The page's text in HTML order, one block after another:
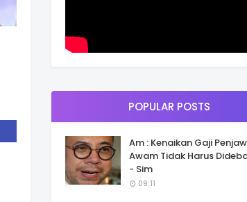
POPULAR POSTS
Am : Kenaikan Gaji
Awam Tidak Harus
- Sim
09:11